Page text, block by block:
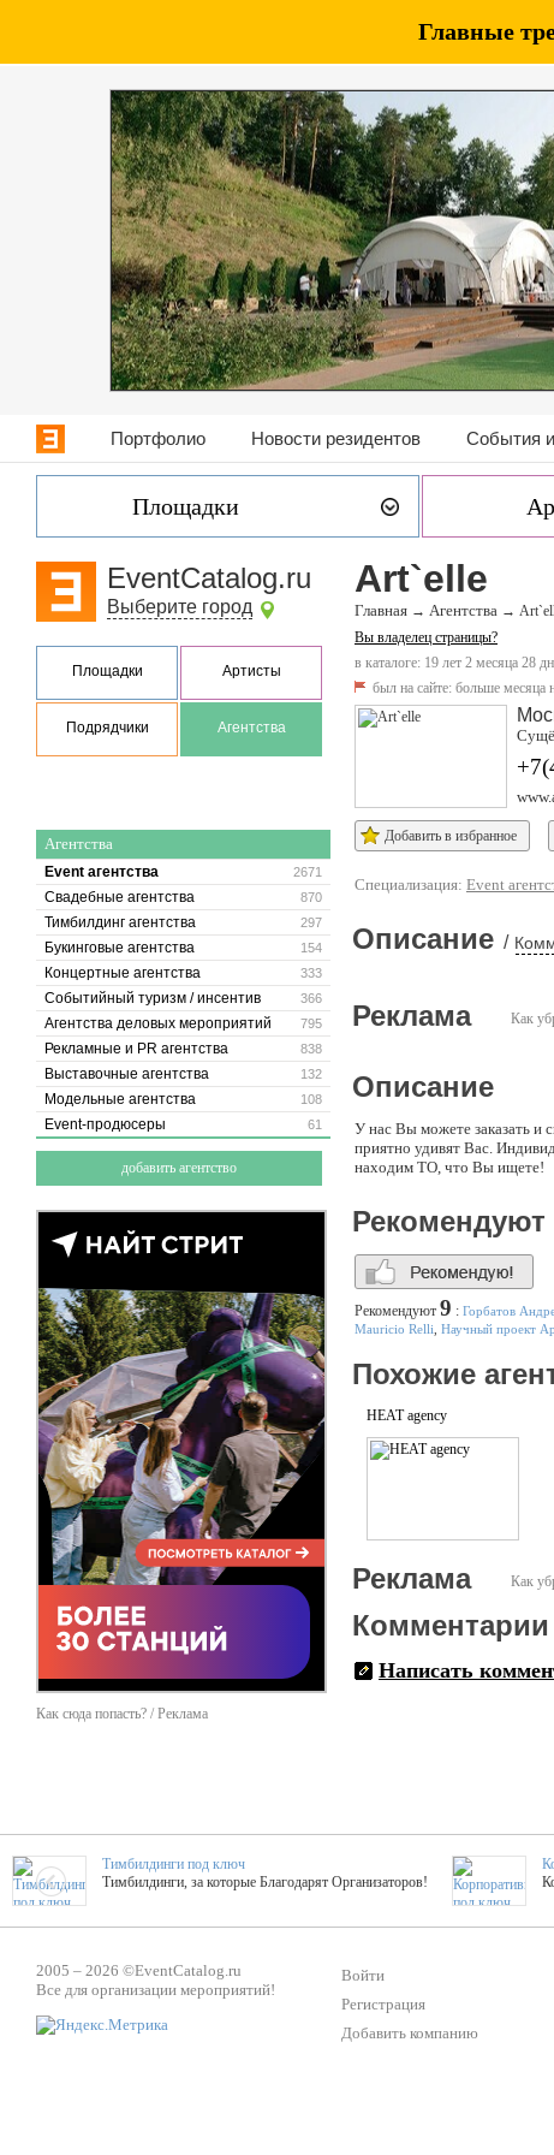
Главные
Портфолио Новости резидентов События
Площадки
EventCatalog.ru
Выберите город
Площадки Артисты
Подрядчики Агентства
Агентства
2671
Event агентства
870
Свадебные агентства
297
Тимбилдинг агентства
154
Букинговые агентства
333
Концертные агентства
366
Событийный туризм / инсентив
795
Агентства деловых мероприятий
838
Рекламные и PR агентства
132
Выставочные агентства
108
Модельные агентства
61
Event-продюсеры
добавить агентство
Как сюда попасть? / Реклама
Art`elle
Главная → Агентства →
Вы владелец страницы?
в каталоге: 19 лет 2 месяца 28
был на сайте: больше месяца
Добавить в избранное
Специализация: Event
Описание /
Как
Реклама
Описание
У нас Вы можете заказать и
приятно удивят Вас.
находим ТО, что Вы ищете!
Рекомендуют
Рекомендуют 9 : Горбатов
Mauricio Relli Научный проект
Похожие
HEAT agency
Как
Реклама
Комментарии
Написать
Тимбилдинги под ключ
Тимбилдинги, за которые Благодарят Организаторов!
ТОПовые мастер-классы на мероприятие! Гибкие цены!
ТОП
2005 – 2026 ©EventCatalog.ru
Все для организации мероприятий!
Войти
Регистрация
Добавить компанию